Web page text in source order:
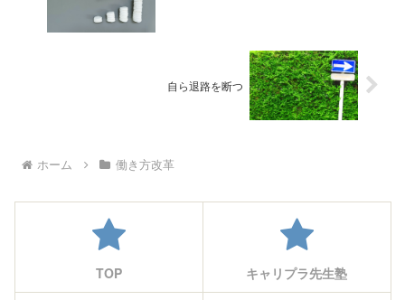
自ら退路を断つ
ホーム 働き方改革
TOP キャリプラ先生塾